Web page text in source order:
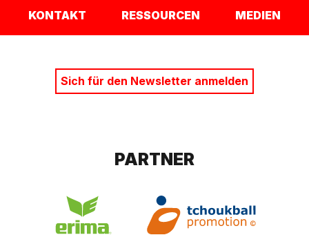
KONTAKT
RESSOURCEN MEDIEN
Sich für den Newsletter anmelden
PARTNER